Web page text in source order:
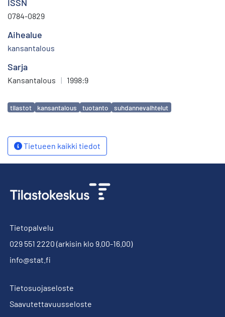
ISSN
0784-0829
Aihealue
kansantalous
Sarja
Kansantalous | 1998:9
Avainsanat
tilastot kansantalous tuotanto suhdannevaihtelut
Tietueen kaikki tiedot
Tietopalvelu
029 551 2220 (arkisin klo 9.00-16.00)
info@stat.fi
Tietosuojaseloste
Saavutettavuusseloste